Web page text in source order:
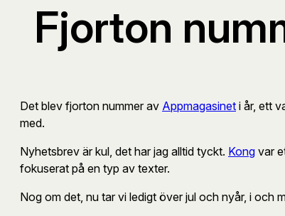
Fjorton
Det blev fjorton nummer av Appmagasinet i år, ett
med.
Nyhetsbrev är kul, det har jag alltid tyckt. Kong var
fokuserat på en typ av texter.
Nog om det, nu tar vi ledigt över jul och nyår, i och